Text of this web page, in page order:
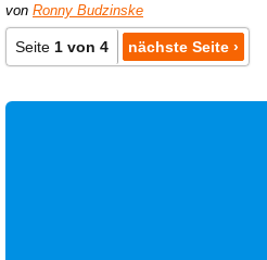
von Ronny Budzinske
Seite 1 von 4 nächste Seite ›